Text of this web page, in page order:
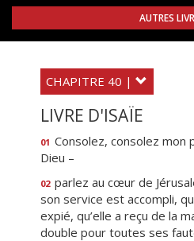
AUTRES
CHAPITRE 40 |
LIVRE D'ISAÏE
01 Consolez, consolez mon
Dieu –
02 parlez au cœur de
son service est accompli,
expié, qu’elle a reçu de la
double pour toutes ses